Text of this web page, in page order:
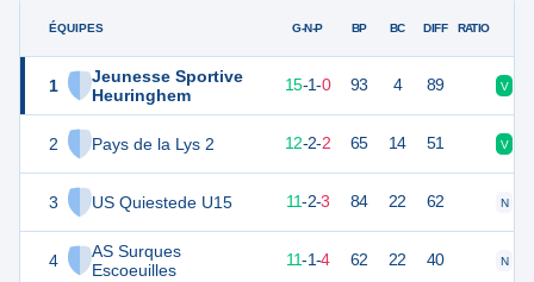
ÉQUIPES
1
Jeunesse Sportive
Heuringhem
2 Pays de la Lys 2
3 US Quiestede U15
4
AS Surques
Escoeuilles
G-N-P BP BC DIFF RATIO
46 15-1-0 93 4 89 V
38 12-2-2 65 14 51 V
35 11-2-3 84 22 62 N
11-1-4 62 22 40 N